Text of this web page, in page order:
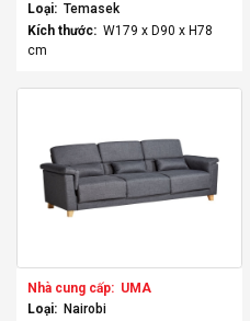
Loại: Temasek
Kích thước: W179 x D90 x H78
cm
Nhà cung cấp: UMA
Loại: Nairobi